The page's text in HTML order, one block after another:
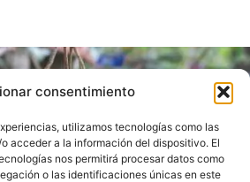
consentimiento
utilizamos tecnologías como las
acceder a la información del dispositivo. El
nos permitirá procesar datos como
o las identificaciones únicas en este